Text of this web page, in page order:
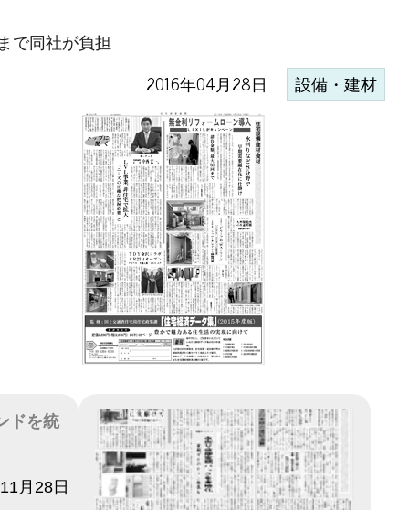
で同社が負担
2016年04月28日 設備・建材
ドを統
月28日